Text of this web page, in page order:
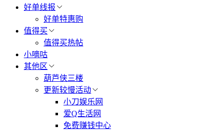
好单线报
好单特惠购
值得买
值得买热帖
小嘀咕
其他区
葫芦侠三楼
更新较慢活动
小刀娱乐网
爱Q生活网
免费赚钱中心